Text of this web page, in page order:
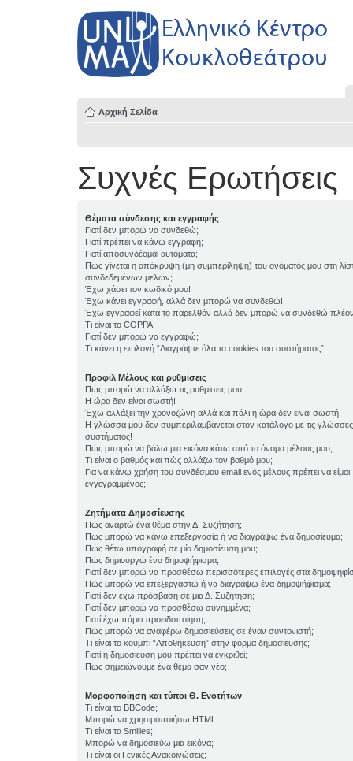
Αρχική Σελίδα
Συχνές Ερωτήσεις
Θέματα σύνδεσης και εγγραφής
Γιατί δεν μπορώ να συνδεθώ;
Γιατί πρέπει να κάνω εγγραφή;
Γιατί αποσυνδέομαι αυτόματα;
Πώς γίνεται η απόκρυψη (μη συμπερίληψη) του ονόματός μου στη
συνδεδεμένων μελών;
Έχω χάσει τον κωδικό μου!
Έχω κάνει εγγραφή, αλλά δεν μπορώ να συνδεθώ!
Έχω εγγραφεί κατά το παρελθόν αλλά δεν μπορώ να συνδεθώ
Τι είναι το COPPA;
Γιατί δεν μπορώ να εγγραφώ;
Τι κάνει η επιλογή “Διαγράψτε όλα τα cookies του συστήματος”;
Προφίλ Μέλους και ρυθμίσεις
Πώς μπορώ να αλλάξω τις ρυθμίσεις μου;
Η ώρα δεν είναι σωστή!
Έχω αλλάξει την χρονοζώνη αλλά και πάλι η ώρα δεν είναι σωστή!
Η γλώσσα μου δεν συμπεριλαμβάνεται στον κατάλογο με τις
συστήματος!
Πώς μπορώ να βάλω μια εικόνα κάτω από το όνομα μέλους μου;
Τι είναι ο βαθμός και πώς αλλάζω τον βαθμό μου;
Για να κάνω χρήση του συνδέσμου email ενός μέλους πρέπει να είμαι
εγγεγραμμένος;
Ζητήματα Δημοσίευσης
Πώς αναρτώ ένα θέμα στην Δ. Συζήτηση;
Πώς μπορώ να κάνω επεξεργασία ή να διαγράψω ένα δημοσίευμα;
Πώς θέτω υπογραφή σε μία δημοσίευση μου;
Πώς δημιουργώ ένα δημοψήφισμα;
Γιατί δεν μπορώ να προσθέσω περισσότερες επιλογές στα
Πώς μπορώ να επεξεργαστώ ή να διαγράψω ένα δημοψήφισμα;
Γιατί δεν έχω πρόσβαση σε μια Δ. Συζήτηση;
Γιατί δεν μπορώ να προσθέσω συνημμένα;
Γιατί έχω πάρει προειδοποίηση;
Πώς μπορώ να αναφέρω δημοσιεύσεις σε έναν συντονιστή;
Τι είναι το κουμπί “Αποθήκευση” στην φόρμα δημοσίευσης;
Γιατί η δημοσίευση μου πρέπει να εγκριθεί;
Πως σημειώνουμε ένα θέμα σαν νέο;
Μορφοποίηση και τύποι Θ. Ενοτήτων
Τι είναι το BBCode;
Μπορώ να χρησιμοποιήσω HTML;
Τι είναι τα Smilies;
Μπορώ να δημοσιεύω μια εικόνα;
Τι είναι οι Γενικές Ανακοινώσεις;